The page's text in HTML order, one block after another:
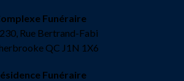
Funéraire
Rue Bertrand-Fabi
QC J1N 1X6
Funéraire